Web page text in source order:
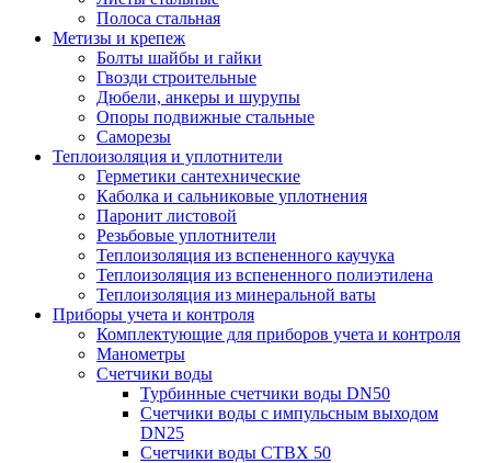
Полоса стальная
Метизы и крепеж
Болты шайбы и гайки
Гвозди строительные
Дюбели, анкеры и шурупы
Опоры подвижные стальные
Саморезы
Теплоизоляция и уплотнители
Герметики сантехнические
Каболка и сальниковые уплотнения
Паронит листовой
Резьбовые уплотнители
Теплоизоляция из вспененного каучука
Теплоизоляция из вспененного полиэтилена
Теплоизоляция из минеральной ваты
Приборы учета и контроля
Комплектующие для приборов учета и контроля
Манометры
Счетчики воды
Турбинные счетчики воды DN50
Счетчики воды с импульсным выходом
DN25
Счетчики воды СТВХ 50